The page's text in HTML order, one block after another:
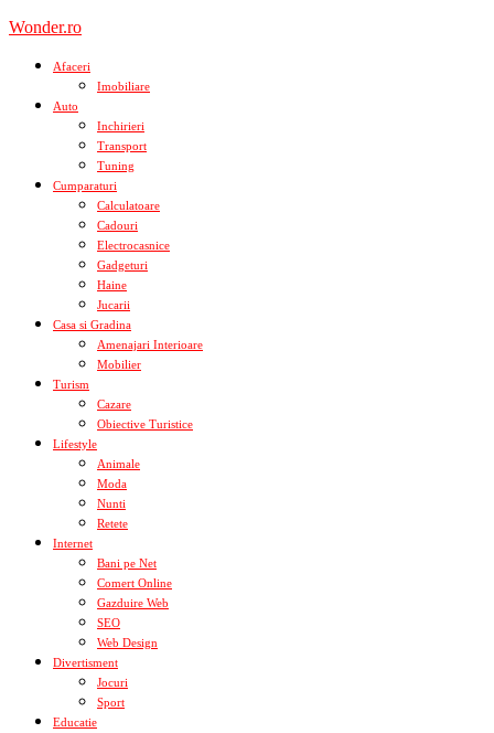
Skip
content
Wonder.ro
Afaceri
Imobiliare
Auto
Inchirieri
Transport
Tuning
Cumparaturi
Calculatoare
Cadouri
Electrocasnice
Gadgeturi
Haine
Jucarii
Casa si Gradina
Amenajari Interioare
Mobilier
Turism
Cazare
Obiective Turistice
Lifestyle
Animale
Moda
Nunti
Retete
Internet
Bani pe Net
Comert Online
Gazduire Web
SEO
Web Design
Divertisment
Jocuri
Sport
Educatie